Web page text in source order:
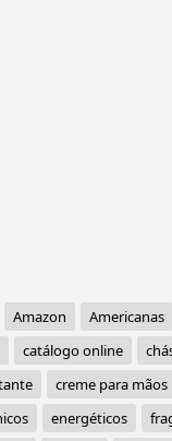
Amazon Americanas
catálogo online
creme para mãos
energéticos